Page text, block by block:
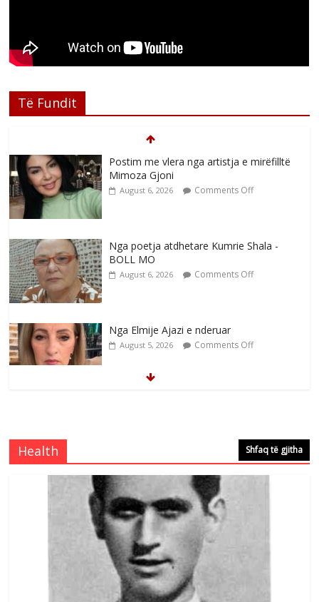
Të Fundit
Postim me vlera nga artistja e mirëfilltë
Mimoza Gjoni
August 6, 2026 Comments Off
Nga poetja atdhetare Kumrie Shala -
BOLL MO
August 6, 2026 Comments Off
Nga Elmije Ajazi e nderuar
August 5, 2026 Comments Off
Comments Off
Çlirimtari Mentor Mushkolaj nderohet
me mirenjohje nga Xhevdet Qeriqi Dega
e invalidëve në Fushë Kosovë
August 4, 2026 Comments Off
Sulm , pse të dua ty
August 8, 2026 Comments Off
Health Shfaq të gjitha